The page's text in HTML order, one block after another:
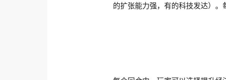
的扩张能力强，有的科技发达）。